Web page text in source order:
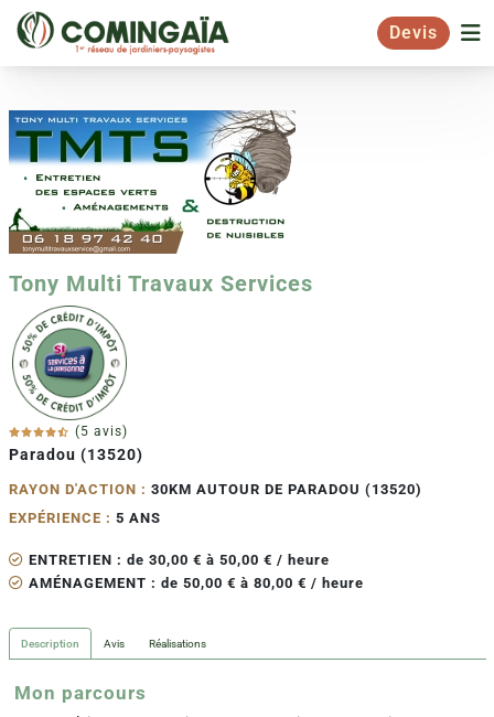
Devis
Tony Multi Travaux Services
(5 avis)
Paradou (13520)
RAYON D'ACTION : 30KM AUTOUR DE PARADOU (13520)
EXPÉRIENCE : 5 ANS
ENTRETIEN : de 30,00 € à 50,00 € / heure
AMÉNAGEMENT : de 50,00 € à 80,00 € / heure
Description Avis Réalisations
Mon parcours